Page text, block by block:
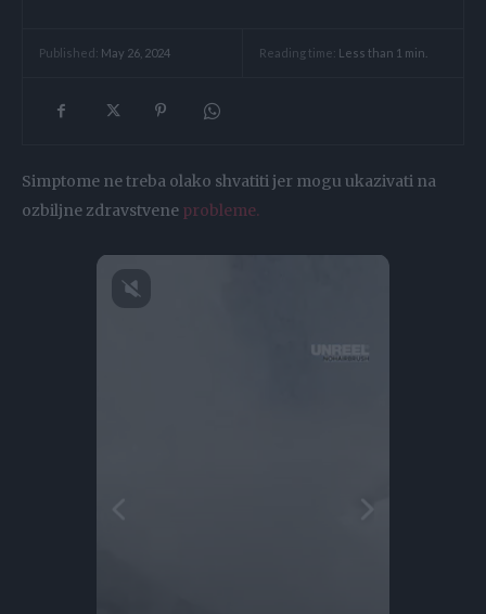
Published: May 26, 2024 Reading time: Less than 1 min.
Simptome ne treba olako shvatiti jer mogu ukazivati na
ozbiljne zdravstvene probleme.